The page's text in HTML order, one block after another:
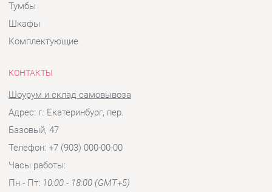
Адрес: г. Екатеринбург, пер.
Базовый, 47
Телефон: +7 (903) 000-00-00
Пн - Пт:10:00 - 18:00 (GMT+5)
Отправить сообщение